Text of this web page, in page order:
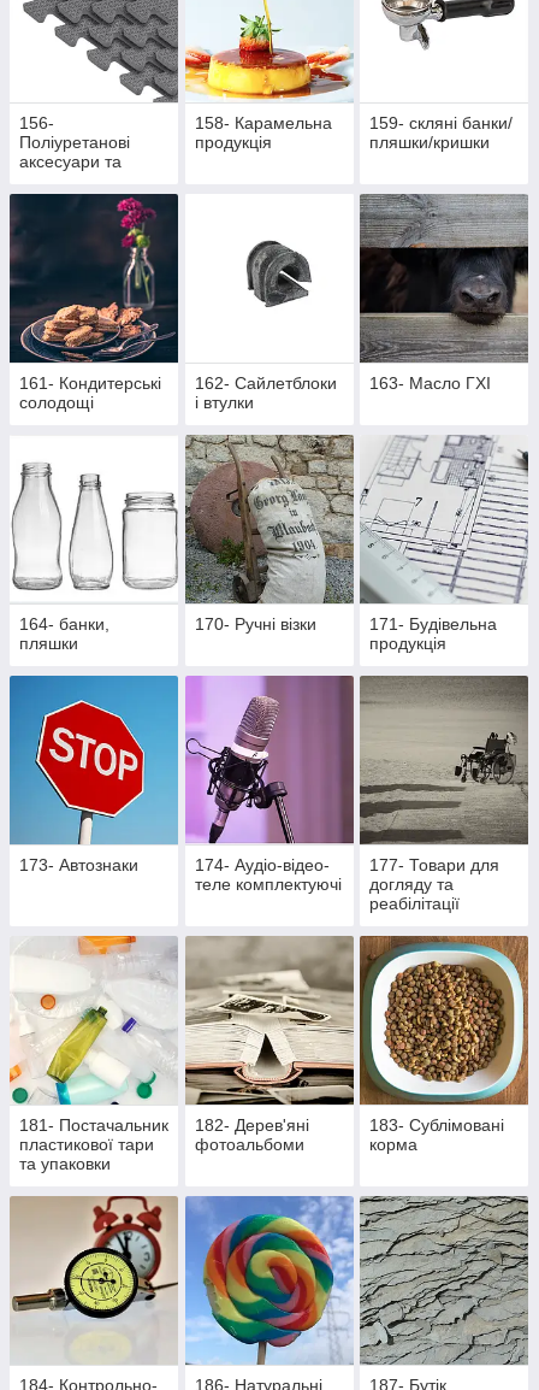
156-
Поліуретанові
аксесуари та
158- Карамельна
продукція
159- скляні банки/
пляшки/кришки
161- Кондитерські
солодощі
162- Cайлетблоки
і втулки
163- Масло ГХІ
164- банки,
пляшки
170- Ручні візки
171- Будівельна
продукція
173- Автознаки
174- Аудіо-відео-
теле комплектуючі
177- Товари для
догляду та
реабілітації
активних пацієнтів
181- Постачальник
пластикової тари
та упаковки
182- Дерев'яні
фотоальбоми
183- Сублімовані
корма
184- Контрольно- 186- Натуральні 187- Бутік